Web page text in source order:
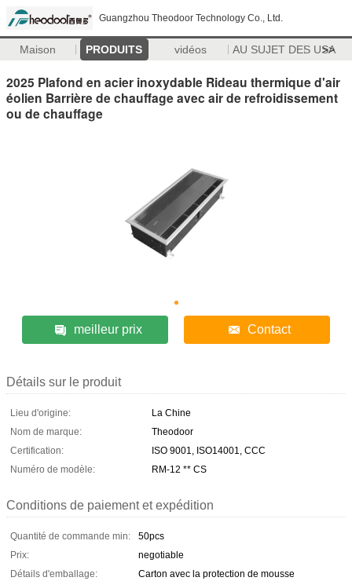
Guangzhou Theodoor Technology Co., Ltd.
Maison PRODUITS vidéos AU SUJET DES USA
>>
2025 Plafond en acier inoxydable Rideau thermique d'air
éolien Barrière de chauffage avec air de refroidissement
ou de chauffage
meilleur prix Contact
Détails sur le produit
Lieu d'origine:
La Chine
Nom de marque:
Theodoor
Certification:
ISO 9001, ISO14001, CCC
Numéro de modèle:
RM-12 ** CS
Conditions de paiement et expédition
Quantité de commande min:
50pcs
Prix:
negotiable
Détails d'emballage:
Carton avec la protection de mousse